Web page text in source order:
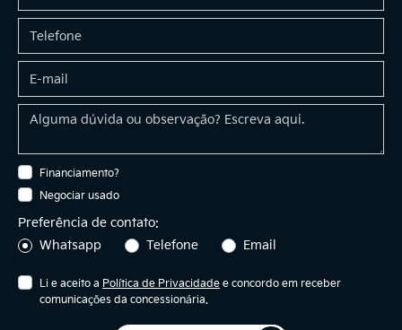
Financiamento?
Negociar usado
Preferência de contato:
Whatsapp
Telefone Email
Li e aceito a Política de Privacidade e concordo em receber
comunicações da concessionária.